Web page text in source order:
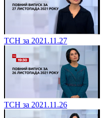
ТСН за 2021.11.27
ТСН за 2021.11.26